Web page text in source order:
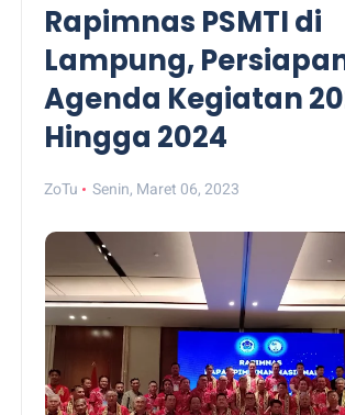
Rapimnas PSMTI di
Lampung,
Agenda Kegiatan
Hingga 2024
ZoTu Senin, Maret 06, 2023